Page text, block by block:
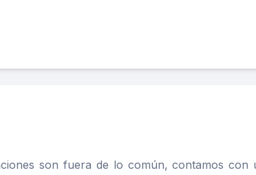
son fuera de lo común, contamos con